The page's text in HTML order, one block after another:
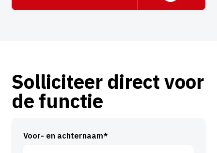
Solliciteer direct voor
de functie
Voor- en achternaam*